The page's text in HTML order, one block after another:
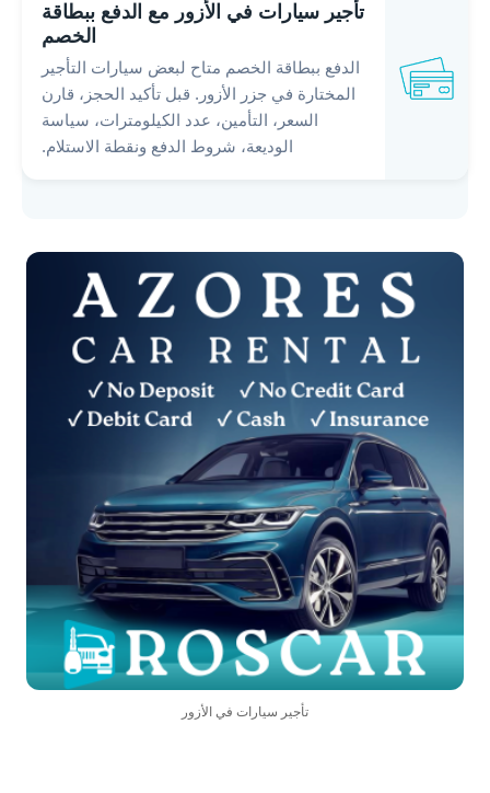
تأجير سيارات في الأزور مع الدفع ببطاقة
الخصم
الدفع ببطاقة الخصم متاح لبعض سيارات التأجير
المختارة في جزر الأزور. قبل تأكيد الحجز، قارن
السعر، التأمين، عدد الكيلومترات، سياسة
الوديعة، شروط الدفع ونقطة الاستلام.
تأجير سيارات في الأزور